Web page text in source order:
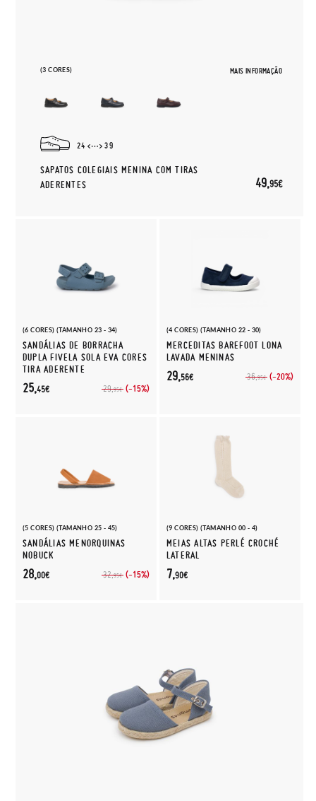
(3 CORES) MAIS INFORMAÇÃO
24 39
SAPATOS COLEGIAIS MENINA COM TIRAS
ADERENTES
49,95€
(6 CORES) (TAMANHO 23 - 34)
SANDÁLIAS DE BORRACHA
DUPLA FIVELA SOLA EVA CORES
TIRA ADERENTE
29,95€ (-15%)
25,45€
(4 CORES) (TAMANHO 22 - 30)
MERCEDITAS BAREFOOT LONA
LAVADA MENINAS
36,95€ (-20%)
29,56€
(5 CORES) (TAMANHO 25 - 45)
SANDÁLIAS MENORQUINAS
NOBUCK
32,95€ (-15%)
28,00€
(9 CORES) (TAMANHO 00 - 4)
MEIAS ALTAS PERLÉ CROCHÉ
LATERAL
7,90€